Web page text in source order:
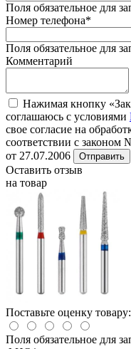
Поля обязательное для
Номер телефона*
Поля обязательное для
Комментарий
Нажимая кнопку
соглашаюсь с условиями
свое согласие на
соответствии с
от 27.07.2006
Отправить
Оставить отзыв
на товар
Поставьте оценку товару:
Поля обязательное для